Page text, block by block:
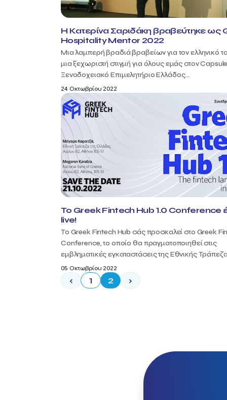
Η Κατερίνα Σαριδάκη βραβεύτηκε ως
Hospitality Mentor 2022
Μια λαμπερή βραδιά βραβείων για τον ελληνικό
μια ξεχωριστή στιγμή για όλους εμάς στον
Ξενοδοχειακό Επιμελητήριο Ελλάδος...
24 Οκτωβρίου 2022
Το Greek Fintech Hub 1.0 Conference
live!
Το Greek Fintech Hub σάς προσκαλεί στο Greek
Conference, το οποίο θα πραγματοποιηθεί στις
εμβληματικές εγκαταστάσεις της Εθνικής
05 Οκτωβρίου 2022
‹ 1 2 ›